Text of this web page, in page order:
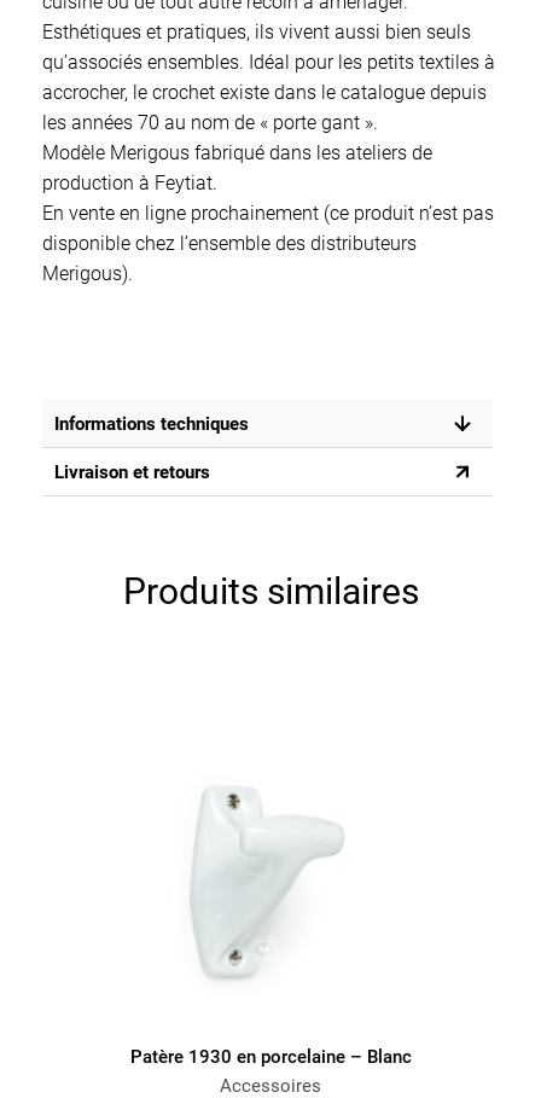
Informations techniques
Livraison et retours
Produits similaires
Patère 1930 en porcelaine – Blanc
Accessoires
Esthétiques et pratiques, ils vivent aussi bien seuls
qu’associés ensembles. Idéal pour les petits textiles à
accrocher, le crochet existe dans le catalogue depuis
les années 70 au nom de « porte gant ».
Modèle Merigous fabriqué dans les ateliers de
production à Feytiat.
En vente en ligne prochainement (ce produit n’est pas
disponible chez l’ensemble des distributeurs
Merigous).